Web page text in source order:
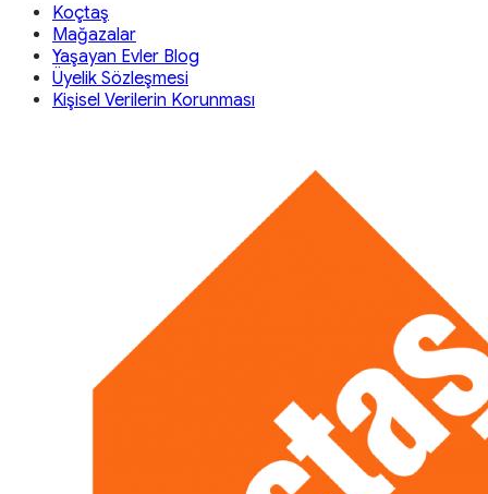
Koçtaş
Mağazalar
Yaşayan Evler Blog
Üyelik Sözleşmesi
Kişisel Verilerin Korunması